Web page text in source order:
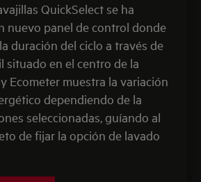
QuickSelect se ha
nuevo panel de control donde
duración del ciclo a través de
situado en el centro de la
Ecometer muestra la variación
dependiendo de la
seleccionadas, guíando al
de fijar la opción de lavado